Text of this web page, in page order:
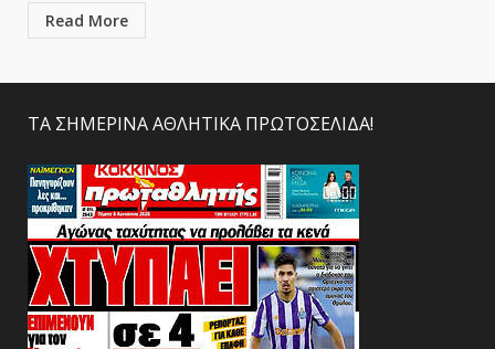
Read More
ΤΑ ΣΗΜΕΡΙΝΑ ΑΘΛΗΤΙΚΑ ΠΡΩΤΟΣΕΛΙΔΑ!